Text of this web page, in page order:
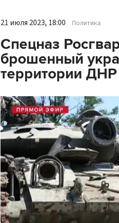
21 июля 2023, 18:00 Политика
Спецназ
брошенный
территории ДНР